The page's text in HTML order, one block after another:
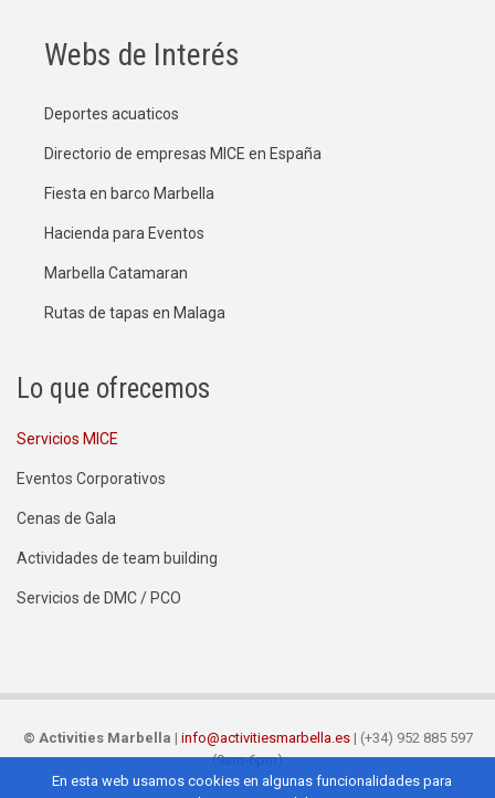
Webs de Interés
Deportes acuaticos
Directorio de empresas MICE en España
Fiesta en barco Marbella
Hacienda para Eventos
Marbella Catamaran
Rutas de tapas en Malaga
Lo que ofrecemos
Servicios MICE
Eventos Corporativos
Cenas de Gala
Actividades de team building
Servicios de DMC / PCO
© Activities Marbella | info@activitiesmarbella.es| (+34) 952 885 597
(9am-6pm)
En esta web usamos cookies en algunas funcionalidades para